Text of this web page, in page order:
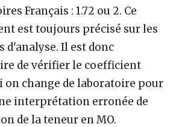
Français : 1.72 ou 2. Ce
est toujours précisé sur les
d'analyse. Il est donc
de vérifier le coefficient
on change de laboratoire pour
interprétation erronée de
de la teneur en MO.